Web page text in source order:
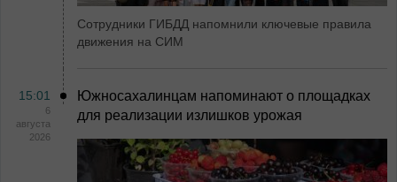
Сотрудники ГИБДД напомнили ключевые правила
движения на СИМ
15:01
6
августа
2026
Южносахалинцам напоминают о площадках
для реализации излишков урожая